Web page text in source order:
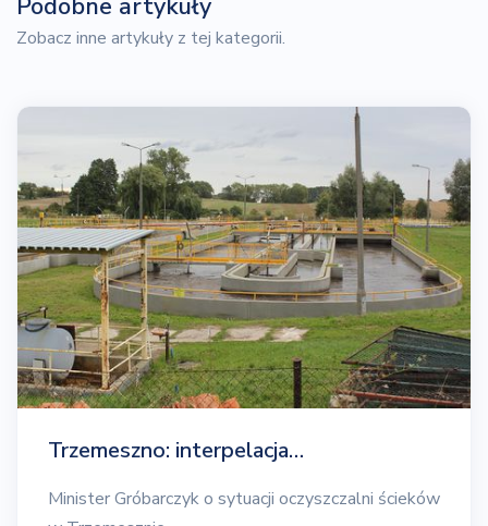
Zobacz inne artykuły z tej kategorii.
Trzemeszno: interpelacja…
Minister Gróbarczyk o sytuacji oczyszczalni ścieków